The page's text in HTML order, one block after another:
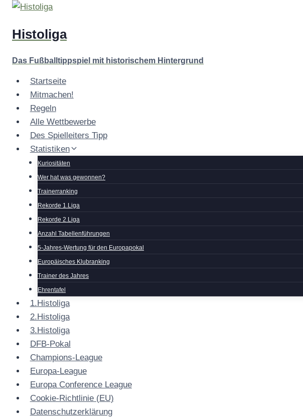
Zum
springen
Histoliga
Das Fußballtippspiel mit historischem Hintergrund
Startseite
Mitmachen!
Regeln
Alle Wettbewerbe
Des Spielleiters Tipp
Statistiken
Kuriositäten
Wer hat was gewonnen?
Trainerranking
Rekorde 1.Liga
Rekorde 2.Liga
Anzahl Tabellenführungen
5-Jahres-Wertung für den Europapokal
Europäisches Klubranking
Trainer des Jahres
Ehrentafel
1.Histoliga
2.Histoliga
3.Histoliga
DFB-Pokal
Champions-League
Europa-League
Europa Conference League
Cookie-Richtlinie (EU)
Datenschutzerklärung